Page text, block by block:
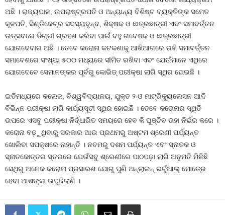
ଅଛି । ରାଜ୍ୟପାଳ, ଉପରାଷ୍ଟ୍ରପତି ଓ ଅନ୍ୟାନ୍ୟ ବିଶିଷ୍ଟ ବ୍ୟକ୍ତିଙ୍କ ସମେତ
କୂଳପତି, ସିଣ୍ଡିକେଟ୍‍ର ସଦସ୍ୟବୃନ୍ଦ, ଶିକ୍ଷକ ଓ ଛାତ୍ରଛାତ୍ରୀ ଏବଂ ସମାବର୍ତ୍ତନ
ଉତ୍ସବରେ ଡିଗ୍ରୀ ଗ୍ରହଣ କରିବା ପାଇଁ ବହୁ ଗବେଷକ ଓ ଛାତ୍ରଛାତ୍ରୀ
ଯୋଗଦେବାର ଅଛି । ତେବେ କରୋନା କଟକଣାକୁ ଆଖିଆଗରେ ରଖି ସମାବର୍ତ୍ତନ
ସମାବେଶରେ ସଂଖ୍ୟା ୫୦୦ ମଧ୍ୟରେ ସୀମିତ ରଖିବା ଏବଂ ଯେଉଁମାନେ ଏଥିରେ
ଯୋଗଦେବେ ସେମାନଙ୍କର ପୂର୍ବରୁ କୋଭିଡ୍‍ ପରୀକ୍ଷା ଲାଗି ସ୍ଥିର ହୋଇଛି ।
ଇତିମଧ୍ୟରେ କଲେଜ, ବିଶ୍ୱବିଦ୍ୟାଳୟ, ଯୁକ୍ତ ୨ ଓ ମାଟ୍ରିକ୍ୟୁଲେସନ ଆଦି
ବିଭିନ୍ନ ପରୀକ୍ଷା ଲାଗି କାର୍ଯ୍ୟସୂଚୀ ସ୍ଥିର ହୋଇଛି । ତେବେ କରୋନାର ସ୍ଥିତି
ଉପରେ ଏସବୁ ପରୀକ୍ଷା ନିର୍ଦ୍ଧାରିତ ସମୟରେ ହେବ କି ଘୁଞ୍ଚିବ ତାହା ନିର୍ଭର କରେ ।
କରୋନା ବଢ଼ୁଥିବାରୁ ସରକାର ଆଉ ପ୍ରଥମରୁ ଅଷ୍ଟମ ଶ୍ରେଣୀ ପର୍ଯ୍ୟନ୍ତ
ଖୋଲିବା ସପକ୍ଷରେ ନାହାନ୍ତି । ନବମରୁ ଦଶମ ପର୍ଯ୍ୟନ୍ତ ଏବଂ ସ୍ନାତକ ଓ
ସ୍ନାତକୋତ୍ତର ସ୍ତରରେ ଯେଉଁସବୁ ଶ୍ରେଣୀରେ ପାଠପଢ଼ା ଲାଗି ଅନୁମତି ମିଳିଛି
ସେଥିରୁ ଅନେକ କରୋନା ପ୍ରସାରଣ ଯୋଗୁ ପୁଣି ଅନ୍‍ଲାଇନ୍‍ ଭର୍ଚୁଆଲ୍‍ ମୋଡ୍‍ରେ
ହେବା ଆଶଙ୍କା ଉପୁଜିଲାଣି ।